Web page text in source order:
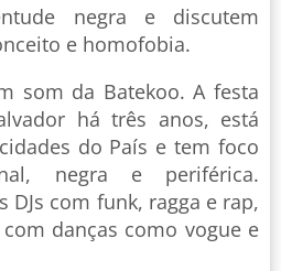
negra e discutem
e homofobia.
som da Batekoo. A festa
há três anos, está
do País e tem foco
negra e periférica.
DJs com funk, ragga e rap,
danças como vogue e